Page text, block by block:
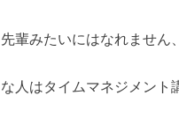
先輩みたいにはなれません
な人はタイムマネジメント